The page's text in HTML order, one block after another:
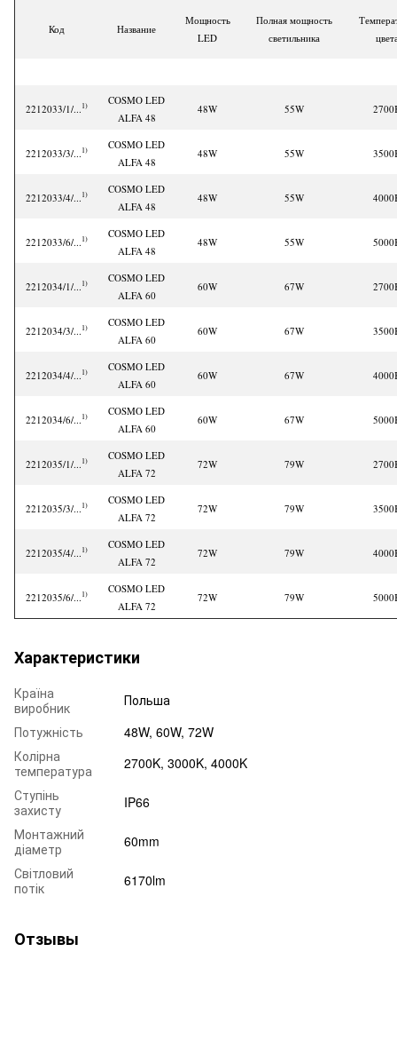
Код Название
Мощность
LED
Полная мощность
светильника
2212033/1/...1)
COSMO LED
ALFA 48
48W 55W
2212033/3/...1)
COSMO LED
ALFA 48
48W 55W
2212033/4/...1)
COSMO LED
ALFA 48
48W 55W
2212033/6/...1)
COSMO LED
ALFA 48
48W 55W
2212034/1/...1)
COSMO LED
ALFA 60
60W 67W
2212034/3/...1)
COSMO LED
ALFA 60
60W 67W
2212034/4/...1)
COSMO LED
ALFA 60
60W 67W
2212034/6/...1)
COSMO LED
ALFA 60
60W 67W
2212035/1/...1)
COSMO LED
ALFA 72
72W 79W
2212035/3/...1)
COSMO LED
ALFA 72
72W 79W
2212035/4/...1)
COSMO LED
ALFA 72
72W 79W
2212035/6/...1)
COSMO LED
ALFA 72
72W 79W
Характеристики
Країна
виробник
Польша
Потужність
48W, 60W, 72W
Колірна
температура
2700K, 3000K, 4000K
Ступінь
захисту
IP66
Монтажний
діаметр
60mm
Світловий
потік
6170lm
Отзывы